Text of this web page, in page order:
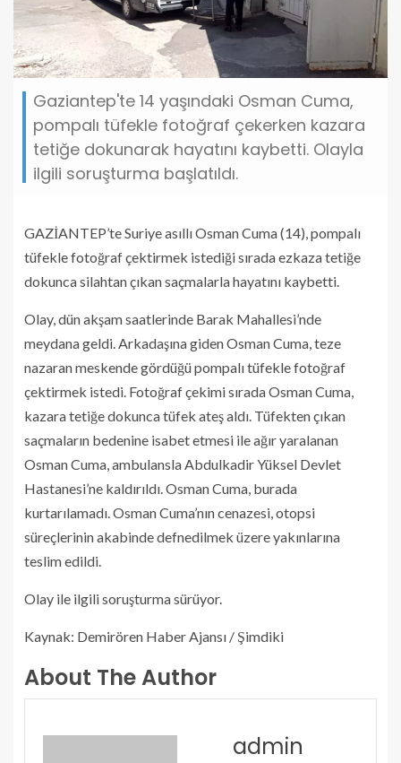
Gaziantep'te 14 yaşındaki Osman Cuma,
pompalı tüfekle fotoğraf çekerken kazara
tetiğe dokunarak hayatını kaybetti. Olayla
ilgili soruşturma başlatıldı.
GAZİANTEP’te Suriye asıllı Osman Cuma (14), pompalı
tüfekle fotoğraf çektirmek istediği sırada ezkaza tetiğe
dokunca silahtan çıkan saçmalarla hayatını kaybetti.
Olay, dün akşam saatlerinde Barak Mahallesi’nde
meydana geldi. Arkadaşına giden Osman Cuma, teze
nazaran meskende gördüğü pompalı tüfekle fotoğraf
çektirmek istedi. Fotoğraf çekimi sırada Osman Cuma,
kazara tetiğe dokunca tüfek ateş aldı. Tüfekten çıkan
saçmaların bedenine isabet etmesi ile ağır yaralanan
Osman Cuma, ambulansla Abdulkadir Yüksel Devlet
Hastanesi’ne kaldırıldı. Osman Cuma, burada
kurtarılamadı. Osman Cuma’nın cenazesi, otopsi
süreçlerinin akabinde defnedilmek üzere yakınlarına
teslim edildi.
Olay ile ilgili soruşturma sürüyor.
Kaynak: Demirören Haber Ajansı / Şimdiki
About The Author
admin